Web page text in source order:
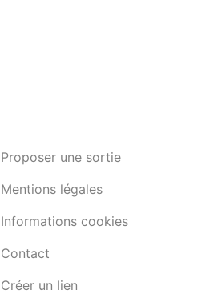
Proposer une sortie
Mentions légales
Informations cookies
Contact
Créer un lien